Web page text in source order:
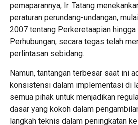
pemaparannya, Ir. Tatang
peraturan perundang-undangan,
2007 tentang Perkeretaapian
Perhubungan, secara tegas telah
perlintasan sebidang.
Namun, tantangan terbesar saat ini
konsistensi dalam implementasi di
semua pihak untuk menjadikan
dasar yang kokoh dalam
langkah teknis dalam peningkatan